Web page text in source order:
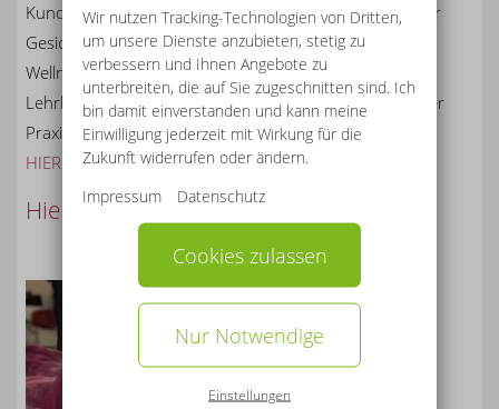
Wir nutzen Tracking-Technologien von Dritten,
um unsere Dienste anzubieten, stetig zu
verbessern und Ihnen Angebote zu
unterbreiten, die auf Sie zugeschnitten sind. Ich
bin damit einverstanden und kann meine
Einwilligung jederzeit mit Wirkung für die
Zukunft widerrufen oder ändern.
Impressum
Datenschutz
Cookies zulassen
Nur Notwendige
Einstellungen
Kundinnen und Kunden haben die Wahl zwischen einer
Gesichtsbehandlung in den Bereichen Beauty- oder
Wellness oder Fußpflege. Mit Unterstützung von
Lehrkräften können die Schüler:innen die Theorie in der
Praxis ausprobieren. Mehr zu den Modelltagen gibt es
HIER
Hier geht es zum Buchungskalender